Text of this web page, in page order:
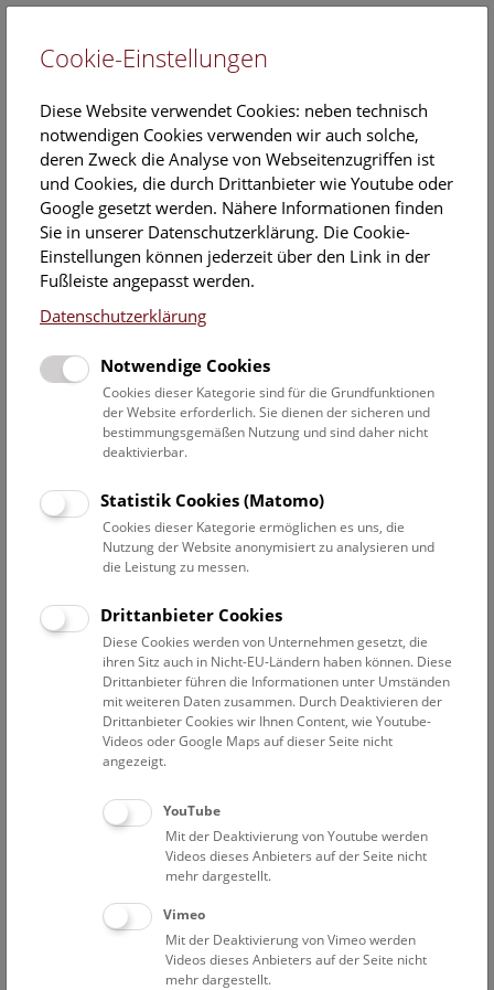
EN
Veranstaltungskalender
Informationen zu Gruppen,- Kindergarten- und
Schulprogrammen finden Siehier
Datumsfilter
8.8.2024
Datum auswählen
Erweiterte Suche
Filter zurücksetzen
8. August 2024
Bisher keine Ergebnisse. Dienstags ist das NHM Wien
in der Regel geschlossen. Ausnahmen finden sie
Eine Nacht im Museum
Cookie-Einstellungen
Diese Website verwendet Cookies: neben technisch
notwendigen Cookies verwenden wir auch solche,
deren Zweck die Analyse von Webseitenzugriffen ist
und Cookies, die durch Drittanbieter wie Youtube oder
Google gesetzt werden. Nähere Informationen finden
Sie in unserer Datenschutzerklärung. Die Cookie-
Einstellungen können jederzeit über den Link in der
Fußleiste angepasst werden.
Datenschutzerklärung
Notwendige Cookies
Cookies dieser Kategorie sind für die Grundfunktionen
der Website erforderlich. Sie dienen der sicheren und
bestimmungsgemäßen Nutzung und sind daher nicht
deaktivierbar.
Statistik Cookies (Matomo)
Cookies dieser Kategorie ermöglichen es uns, die
Nutzung der Website anonymisiert zu analysieren und
die Leistung zu messen.
Drittanbieter Cookies
Diese Cookies werden von Unternehmen gesetzt, die
ihren Sitz auch in Nicht-EU-Ländern haben können. Diese
Drittanbieter führen die Informationen unter Umständen
mit weiteren Daten zusammen. Durch Deaktivieren der
Drittanbieter Cookies wir Ihnen Content, wie Youtube-
Videos oder Google Maps auf dieser Seite nicht
angezeigt.
YouTube
Mit der Deaktivierung von Youtube werden
Videos dieses Anbieters auf der Seite nicht
mehr dargestellt.
Vimeo
Mit der Deaktivierung von Vimeo werden
Videos dieses Anbieters auf der Seite nicht
mehr dargestellt.